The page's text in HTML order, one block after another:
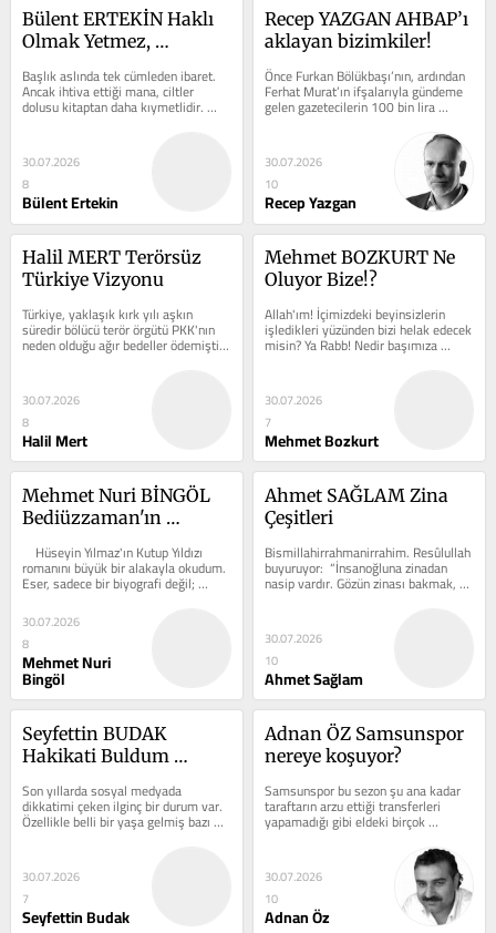
Bülent ERTEKİN Haklı
Olmak Yetmez,
Önemlidir
Başlık aslında tek cümleden ibaret.
Ancak ihtiva ettiği mana, ciltler
dolusu kitaptan daha kıymetlidir.
Çünkü iletişimde mesele sadece...
30.07.2026
8
Bülent Ertekin
Recep YAZGAN AHBAP’ı
aklayan bizimkiler!
Önce Furkan Bölükbaşı’nın, ardından
Ferhat Murat’ın ifşalarıyla gündeme
gelen gazetecilerin 100 bin lira
karşılığı, AHBAP’ı...
30.07.2026
10
Recep Yazgan
Halil MERT Terörsüz
Türkiye Vizyonu
Türkiye, yaklaşık kırk yılı aşkın
süredir bölücü terör örgütü PKK'nın
neden olduğu ağır bedeller ödemiştir.
30.07.2026
8
Halil Mert
Mehmet BOZKURT Ne
Oluyor Bize!?
Allah'ım! İçimizdeki beyinsizlerin
işledikleri yüzünden bizi helak edecek
misin? Ya Rabb! Nedir başımıza
gelenler? Bu cennet vatanda...
30.07.2026
7
Mehmet Bozkurt
Mehmet Nuri BİNGÖL
Bediüzzaman'ın
Penceresinden Bir
Yolculuk: Kutup Yıldızı
Hüseyin Yılmaz'ın Kutup Yıldızı
romanını büyük bir alakayla okudum.
Eser, sadece bir biyografi değil;
Bediüzzaman Said Nursî...
30.07.2026
8
Mehmet Nuri
Bingöl
Ahmet SAĞLAM Zina
Çeşitleri
Bismillahirrahmanirrahim. Resûlullah
buyuruyor:  “İnsanoğluna zinadan
nasip vardır. Gözün zinası bakmak,
dilin zinası konuşmak, elin...
30.07.2026
10
Ahmet Sağlam
Seyfettin BUDAK
Hakikati Buldum
Kaybetmek mi?
Son yıllarda sosyal medyada
dikkatimi çeken ilginç bir durum var.
Özellikle belli bir yaşa gelmiş bazı
insanlar, hayatlarının bir döneminde...
30.07.2026
7
Seyfettin Budak
Adnan ÖZ Samsunspor
nereye koşuyor?
Samsunspor bu sezon şu ana kadar
taraftarın arzu ettiği transferleri
yapamadığı gibi eldeki birçok
oyuncusunu da kaybetti. Bu durum
30.07.2026
10
Adnan Öz